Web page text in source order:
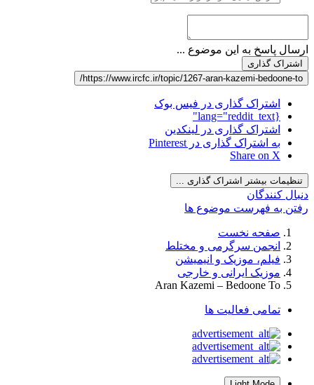
ارسال پاسخ به این موضوع ...
اشتراک گذاری
https://www.ircfc.ir/topic/1267-aran-kazemi-bedoone-to/
اشتراک گذاری در فیس بوک
{lang="reddit_text"
اشتراک گذاری در لینکدین
به اشتراک گذاری در Pinterest
Share on X
تنظیمات بیشتر اشتراک گذاری ...
دنبال کنندگان
رفتن به فهرست موضوع ها
صفحه نخست
انجمن سرگرمی و مختلط
فیلم، موزیک و انیمیشن
موزیک ایرانی و خارجی
Aran Kazemi – Bedoone To
تمامی فعالیت ها